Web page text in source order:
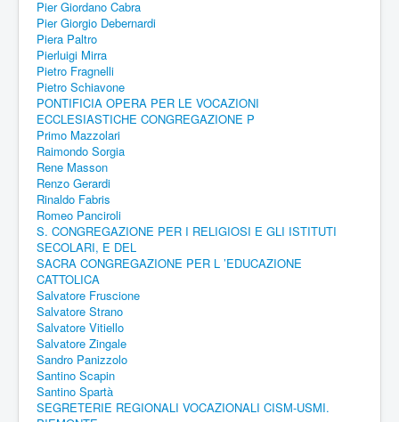
Pier Giordano Cabra
Pier Giorgio Debernardi
Piera Paltro
Pierluigi Mirra
Pietro Fragnelli
Pietro Schiavone
PONTIFICIA OPERA PER LE VOCAZIONI
ECCLESIASTICHE CONGREGAZIONE P
Primo Mazzolari
Raimondo Sorgia
Rene Masson
Renzo Gerardi
Rinaldo Fabris
Romeo Panciroli
S. CONGREGAZIONE PER I RELIGIOSI E GLI ISTITUTI
SECOLARI, E DEL
SACRA CONGREGAZIONE PER L ’EDUCAZIONE
CATTOLICA
Salvatore Fruscione
Salvatore Strano
Salvatore Vitiello
Salvatore Zingale
Sandro Panizzolo
Santino Scapin
Santino Spartà
SEGRETERIE REGIONALI VOCAZIONALI CISM-USMI.